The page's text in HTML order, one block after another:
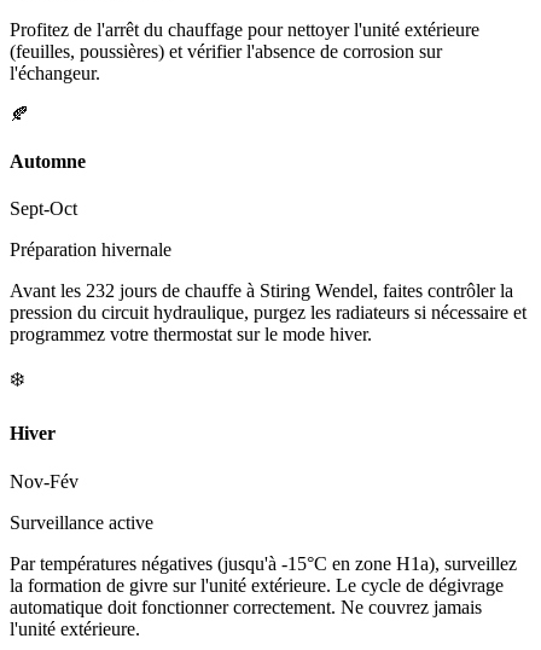
Profitez de l'arrêt du chauffage pour nettoyer l'unité extérieure
(feuilles, poussières) et vérifier l'absence de corrosion sur
l'échangeur.
🍂
Automne
Sept-Oct
Préparation hivernale
Avant les 232 jours de chauffe à Stiring Wendel, faites contrôler la
pression du circuit hydraulique, purgez les radiateurs si nécessaire et
programmez votre thermostat sur le mode hiver.
❄️
Hiver
Nov-Fév
Surveillance active
Par températures négatives (jusqu'à -15°C en zone H1a), surveillez
la formation de givre sur l'unité extérieure. Le cycle de dégivrage
automatique doit fonctionner correctement. Ne couvrez jamais
l'unité extérieure.